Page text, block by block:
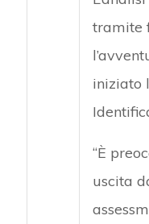
tramite
iniziato
“È
uscita